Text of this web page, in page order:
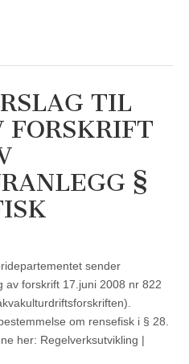
TIL
FORSKRIFT
§
sender
av forskrift 17.juni 2008 nr 822
om rensefisk i § 28.
her: Regelverksutvikling |